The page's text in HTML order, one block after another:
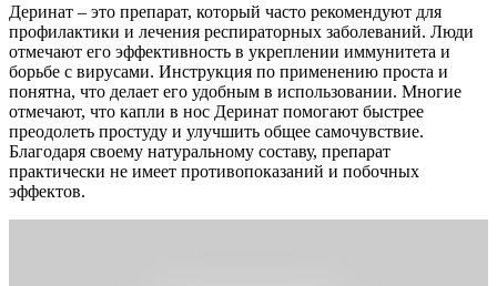
Деринат – это препарат, который часто рекомендуют для
профилактики и лечения респираторных заболеваний. Люди
отмечают его эффективность в укреплении иммунитета и
борьбе с вирусами. Инструкция по применению проста и
понятна, что делает его удобным в использовании. Многие
отмечают, что капли в нос Деринат помогают быстрее
преодолеть простуду и улучшить общее самочувствие.
Благодаря своему натуральному составу, препарат
практически не имеет противопоказаний и побочных
эффектов.